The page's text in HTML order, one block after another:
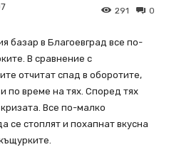
0
291
базар в Благоевград все по-
В сравнение с
отчитат спад в оборотите,
по време на тях. Според тях
Все по-малко
се стоплят и похапнат вкусна